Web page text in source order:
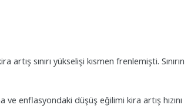
sınırı yükselişi kısmen frenlemişti. Sınırın
enflasyondaki düşüş eğilimi kira artış hızını